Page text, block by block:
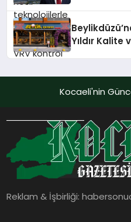
Hayata
Yıldır Kalite
Kocaeli'nin
Reklam & İşbirliği: